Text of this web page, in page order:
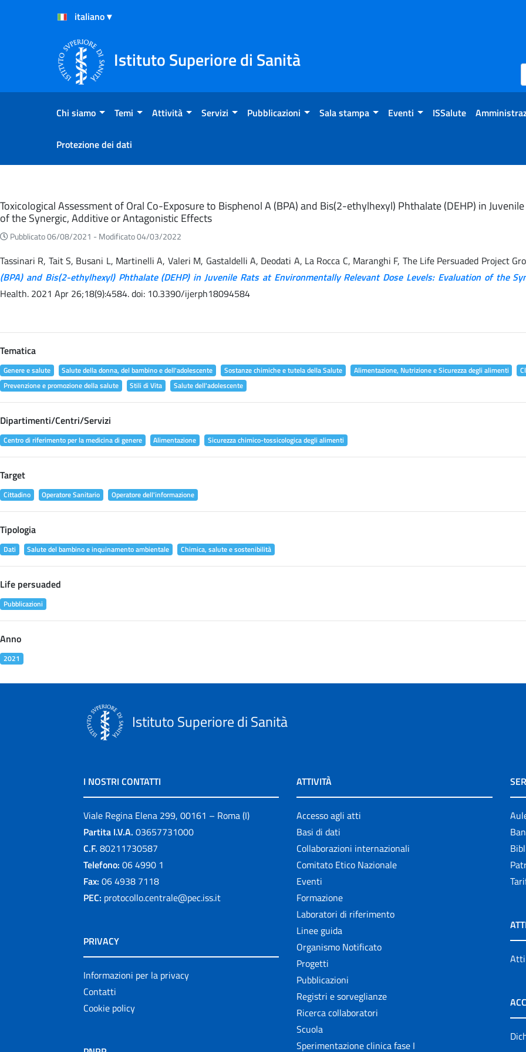
Salta al Contenuto
Salta al Footer
Istituto Superiore di Sanità
Chi siamo Temi Attività Servizi Pubblicazioni Sala stampa Eventi ISSalute
Protezione dei dati
Eventi
Toxicological Assessment of Oral Co-Exposure to Bisphenol A (BPA) and Bis(2-ethylhexyl) Phthalate (DEHP) in
of the Synergic, Additive or Antagonistic Effects
Pubblicato 06/08/2021 - Modificato 04/03/2022
Tassinari R, Tait S, Busani L, Martinelli A, Valeri M, Gastaldelli A, Deodati A, La Rocca C, Maranghi F, The Life Persuaded Project
(BPA) and Bis(2-ethylhexyl) Phthalate (DEHP) in Juvenile Rats at Environmentally Relevant Dose Levels: Evaluation of the
Health. 2021 Apr 26;18(9):4584. doi: 10.3390/ijerph18094584
Tematica
Genere e salute Salute della donna, del bambino e dell'adolescente Sostanze chimiche e tutela della Salute Alimentazione, Nutrizione e Sicurezza degli alimenti
Prevenzione e promozione della salute
Stili di Vita Salute dell'adolescente
Dipartimenti/Centri/Servizi
Centro di riferimento per la medicina di genere Alimentazione Sicurezza chimico-tossicologica degli alimenti
Target
Cittadino Operatore Sanitario Operatore dell'informazione
Tipologia
Dati Salute del bambino e inquinamento ambientale Chimica, salute e sostenibilità
Life persuaded
Pubblicazioni
Anno
2021
Istituto Superiore di Sanità
I NOSTRI CONTATTI
Viale Regina Elena 299, 00161 – Roma (I)
Partita I.V.A. 03657731000
C.F. 80211730587
Telefono: 06 4990 1
Fax: 06 4938 7118
PEC: protocollo.centrale@pec.iss.it
PRIVACY
Informazioni per la privacy
Contatti
Cookie policy
ATTIVITÀ
Accesso agli atti
Basi di dati
Collaborazioni internazionali
Comitato Etico Nazionale
Eventi
Formazione
Laboratori di riferimento
Linee guida
Organismo Notificato
Progetti
Pubblicazioni
Registri e sorveglianze
Ricerca collaboratori
Scuola
Sperimentazione clinica fase I
Atti